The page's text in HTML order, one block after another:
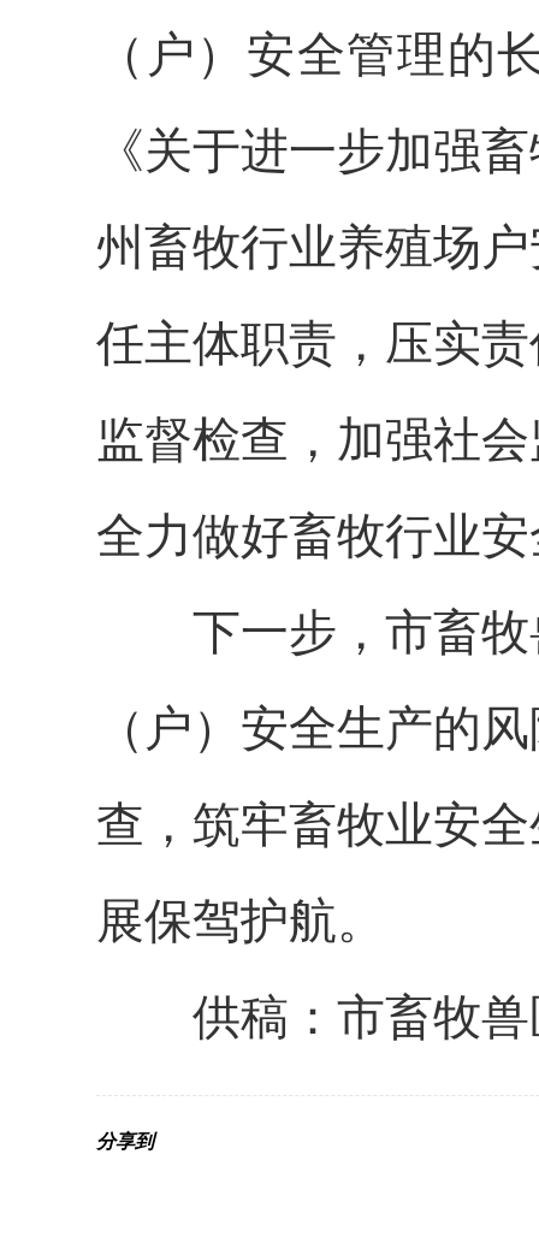
（户）安全管理的
《关于进一步加强
州畜牧行业养殖场
任主体职责，压实
监督检查，加强社
全力做好畜牧行业
下一步，市畜牧
（户）安全生产的
查，筑牢畜牧业安
展保驾护航。
供稿：市畜牧兽
分享到